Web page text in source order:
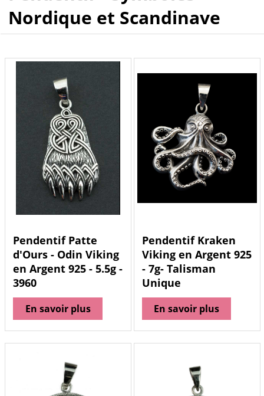
Nordique et Scandinave
Pendentif Patte
d'Ours - Odin Viking
en Argent 925 - 5.5g -
3960
En savoir plus
Pendentif Kraken
Viking en Argent 925
- 7g- Talisman
Unique
En savoir plus